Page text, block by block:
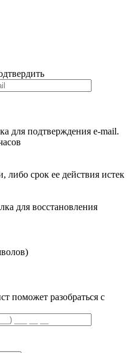
для подтверждения e-mail.
либо срок ее действия истек
для восстановления
поможет разобраться с